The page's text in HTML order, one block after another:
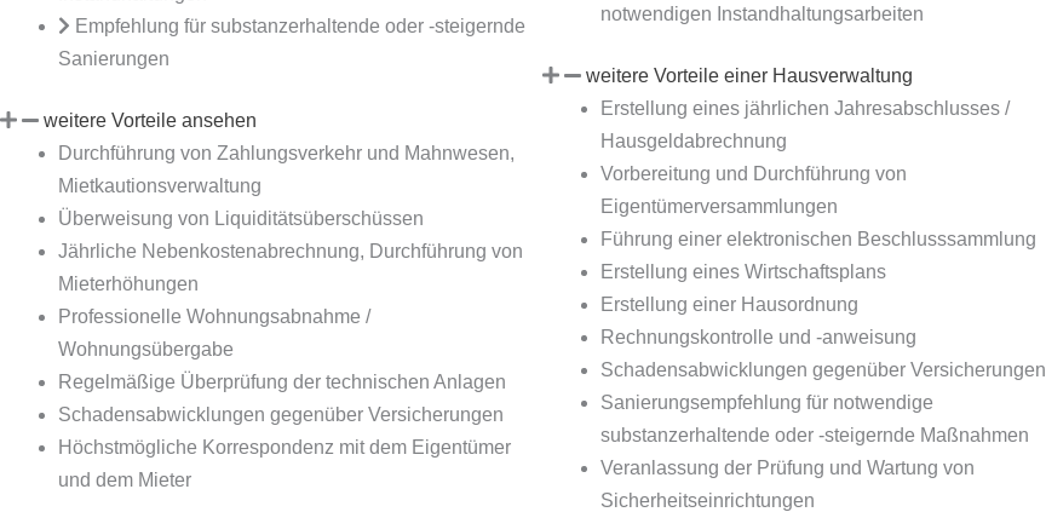
Empfehlung für substanzerhaltende oder -steigernde
Sanierungen
weitere Vorteile ansehen
Durchführung von Zahlungsverkehr und Mahnwesen,
Mietkautionsverwaltung
Überweisung von Liquiditätsüberschüssen
Jährliche Nebenkostenabrechnung, Durchführung von
Mieterhöhungen
Professionelle Wohnungsabnahme /
Wohnungsübergabe
Regelmäßige Überprüfung der technischen Anlagen
Schadensabwicklungen gegenüber Versicherungen
Höchstmögliche Korrespondenz mit dem Eigentümer
und dem Mieter
notwendigen Instandhaltungsarbeiten
weitere Vorteile einer Hausverwaltung
Erstellung eines jährlichen Jahresabschlusses /
Hausgeldabrechnung
Vorbereitung und Durchführung von
Eigentümerversammlungen
Führung einer elektronischen Beschlusssammlung
Erstellung eines Wirtschaftsplans
Erstellung einer Hausordnung
Rechnungskontrolle und -anweisung
Schadensabwicklungen gegenüber Versicherungen
Sanierungsempfehlung für notwendige
substanzerhaltende oder -steigernde Maßnahmen
Veranlassung der Prüfung und Wartung von
Sicherheitseinrichtungen